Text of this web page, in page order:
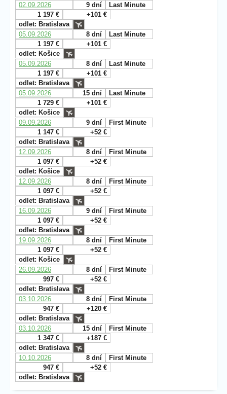
02.09.2026
9 dní
Last Minute
1 197 €
+101 €
odlet: Bratislava
05.09.2026
8 dní
Last Minute
1 197 €
+101 €
odlet: Košice
05.09.2026
8 dní
Last Minute
1 197 €
+101 €
odlet: Bratislava
05.09.2026
15 dní
Last Minute
1 729 €
+101 €
odlet: Košice
09.09.2026
9 dní
First Minute
1 147 €
+52 €
odlet: Bratislava
12.09.2026
8 dní
First Minute
1 097 €
+52 €
odlet: Košice
12.09.2026
8 dní
First Minute
1 097 €
+52 €
odlet: Bratislava
16.09.2026
9 dní
First Minute
1 097 €
+52 €
odlet: Bratislava
19.09.2026
8 dní
First Minute
1 097 €
+52 €
odlet: Košice
26.09.2026
8 dní
First Minute
997 €
+52 €
odlet: Bratislava
03.10.2026
8 dní
First Minute
947 €
+120 €
odlet: Bratislava
03.10.2026
15 dní
First Minute
1 347 €
+187 €
odlet: Bratislava
10.10.2026
8 dní
First Minute
947 €
+52 €
odlet: Bratislava